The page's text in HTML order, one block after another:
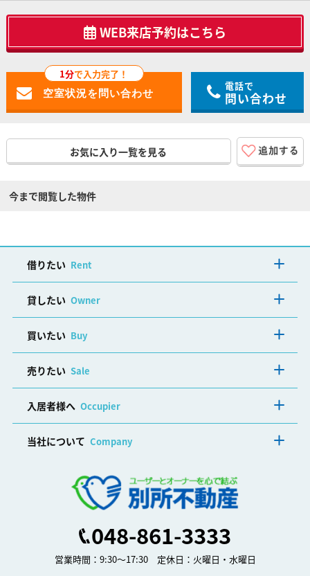
WEB来店予約はこちら
1分で入力完了！
電話で
問い合わせ
お気に入り一覧を見る
今まで閲覧した物件
借りたい Rent
貸したい Owner
買いたい Buy
売りたい Sale
入居者様へ Occupier
当社について Company
048-861-3333
営業時間：9:30～17:30 定休日：火曜日・水曜日